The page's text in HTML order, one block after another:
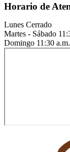
Horario de
Lunes Cerrado
Martes - Sábado
Domingo 11:30